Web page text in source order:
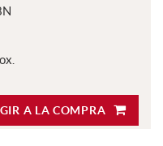
A LA COMPRA